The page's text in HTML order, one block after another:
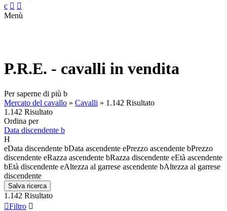
c  
Menù
P.R.E. - cavalli in vendita
Per saperne di più b
Mercato del cavallo » Cavalli » 1.142 Risultato
1.142 Risultato
Ordina per
Data discendente b
H
eData discendente bData ascendente ePrezzo ascendente bPrezzo
discendente eRazza ascendente bRazza discendente eEtà ascendente
bEtà discendente eAltezza al garrese ascendente bAltezza al garrese
discendente
Salva ricerca
1.142 Risultato
Filtro 